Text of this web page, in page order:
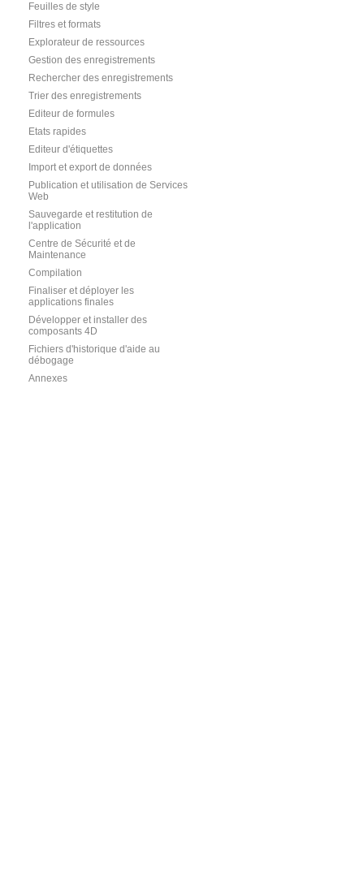
Feuilles de style
Filtres et formats
Explorateur de ressources
Gestion des enregistrements
Rechercher des enregistrements
Trier des enregistrements
Editeur de formules
Etats rapides
Editeur d'étiquettes
Import et export de données
Publication et utilisation de Services
Web
Sauvegarde et restitution de
l'application
Centre de Sécurité et de
Maintenance
Compilation
Finaliser et déployer les
applications finales
Développer et installer des
composants 4D
Fichiers d'historique d'aide au
débogage
Annexes